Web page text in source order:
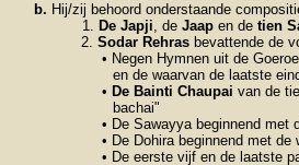
b. Hij/zij behoord onderstaande
1. De Japji, de Jaap en de tien
2.Sodar Rehras bevattende de
• Negen Hymnen uit de
en de waarvan de laatste
• De Bainti Chaupai van de
bachai"
• De Sawayya beginnend met
• De Dohira beginnend met
• De eerste vijf en de laatste